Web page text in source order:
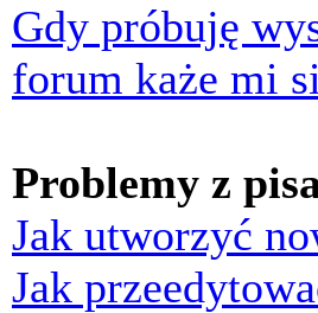
Gdy próbuję
forum każe mi
Problemy z
Jak utworzyć
Jak